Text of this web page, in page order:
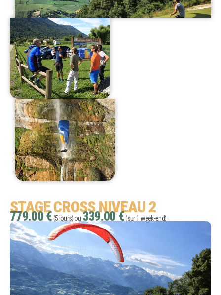
STAGE CROSS NIVEAU 2
779.00 €(5 jours) ou339.00 €(sur 1 week-end)